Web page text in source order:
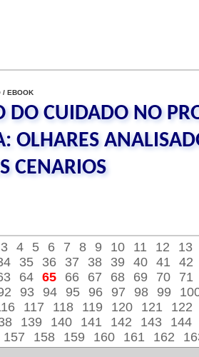
EBOOK
DO CUIDADO NO
OLHARES
CENARIOS
3 4 5 6 7 8 9 10 11 12
13
35 36 37 38 39 40 41
42
64 65 66 67 68 69 70
71
93 94 95 96 97 98 99
117 118 119 120 121
122
139 140 141 142 143
144
157
158 159 160 161 162